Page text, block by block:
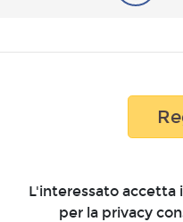
L'interessato
per la privacy